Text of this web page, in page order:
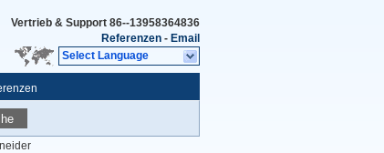
Vertrieb & Support 86--13958364836
Referenzen - Email
Select Language